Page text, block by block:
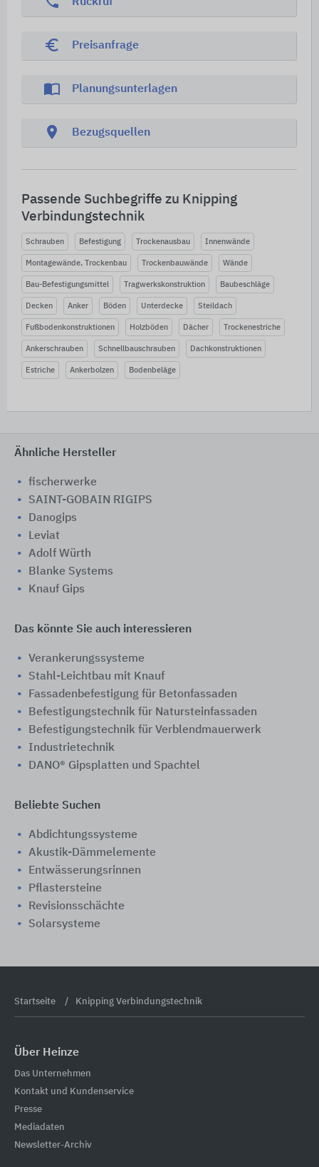
euro_symbol Preisanfrage
import_contacts Planungsunterlagen
location_on Bezugsquellen
Passende Suchbegriffe zu Knipping
Verbindungstechnik
Schrauben Befestigung Trockenausbau Innenwände
Montagewände, Trockenbau Trockenbauwände Wände
Bau-Befestigungsmittel Tragwerkskonstruktion Baubeschläge
Decken Anker Böden Unterdecke Steildach
Fußbodenkonstruktionen Holzböden Dächer Trockenestriche
Ankerschrauben Schnellbauschrauben Dachkonstruktionen
Estriche Ankerbolzen Bodenbeläge
Ähnliche Hersteller
fischerwerke
SAINT-GOBAIN RIGIPS
Danogips
Leviat
Adolf Würth
Blanke Systems
Knauf Gips
Das könnte Sie auch interessieren
Verankerungssysteme
Stahl-Leichtbau mit Knauf
Fassadenbefestigung für Betonfassaden
Befestigungstechnik für Natursteinfassaden
Befestigungstechnik für Verblendmauerwerk
Industrietechnik
DANO® Gipsplatten und Spachtel
Beliebte Suchen
Abdichtungssysteme
Akustik-Dämmelemente
Entwässerungsrinnen
Pflastersteine
Revisionsschächte
Solarsysteme
Startseite Knipping Verbindungstechnik
Über Heinze
Das Unternehmen
Kontakt und Kundenservice
Presse
Mediadaten
Newsletter-Archiv